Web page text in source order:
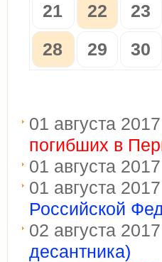
21
22 23
28
29 30
01 августа
погибших в
01 августа
01 августа
Российской
02 августа
десантника)